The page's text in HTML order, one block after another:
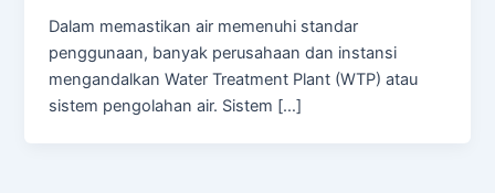
Dalam memastikan air memenuhi standar
penggunaan, banyak perusahaan dan instansi
mengandalkan Water Treatment Plant (WTP) atau
sistem pengolahan air. Sistem […]